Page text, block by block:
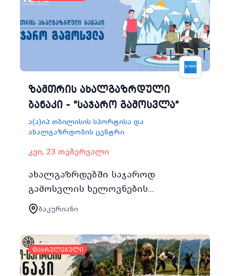
გან…
ზამთრის ახალგაზრდული
ბანაკი - "საჯარო გამოსვლა"
ა(ა)იპ თბილისის სპორტისა და
ახალგაზრდობის ცენტრი
კვი, 23 თებერვალი
ახალგაზრდებში საჯაროდ
გამოსვლის ხელოვნების
განვითარების ხელშეწყობის
მიზნით 2025 წლის 23
თებერვლიდან 26 თებერვლის
შუალედში ჩატარდება ზამთრის
ახალგაზრდუ…
ბაკურიანი
დასრულებული